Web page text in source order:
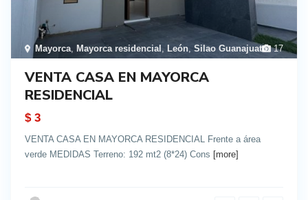
17
Mayorca, Mayorca residencial , León, Silao Guanajuato
VENTA CASA EN MAYORCA
RESIDENCIAL
$ 3
VENTA CASA EN MAYORCA RESIDENCIAL Frente a área
verde MEDIDAS Terreno: 192 mt2 (8*24) Cons [more]